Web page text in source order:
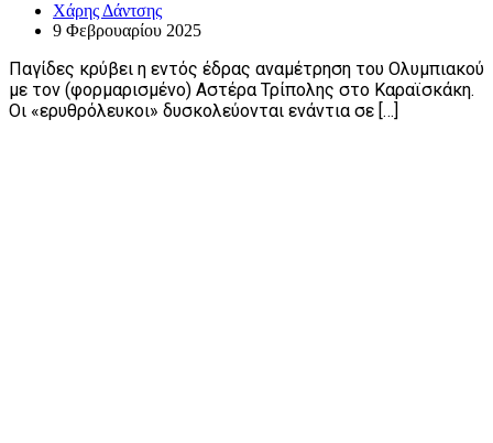
Χάρης Δάντσης
9 Φεβρουαρίου 2025
Παγίδες κρύβει η εντός έδρας αναμέτρηση του Ολυμπιακού
με τον (φορμαρισμένο) Αστέρα Τρίπολης στο Καραϊσκάκη.
Οι «ερυθρόλευκοι» δυσκολεύονται ενάντια σε […]